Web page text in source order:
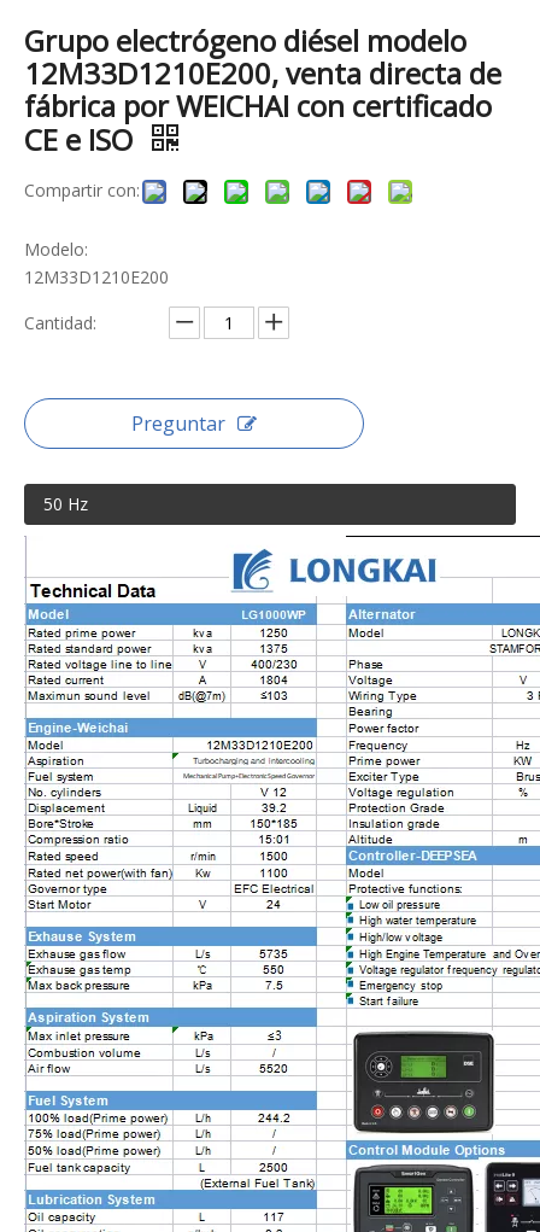
Grupo electrógeno diésel modelo
12M33D1210E200, venta directa de
fábrica por WEICHAI con certificado
CE e ISO
Compartir con:
Modelo:
12M33D1210E200
Cantidad:
Preguntar
50 Hz